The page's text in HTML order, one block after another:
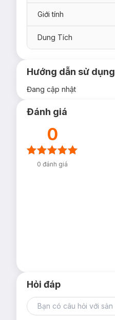
Giới tính
Dung Tích
Hướng dẫn sử dụng
Đang cập nhật
Đánh giá
0
0 đánh giá
Hỏi đáp